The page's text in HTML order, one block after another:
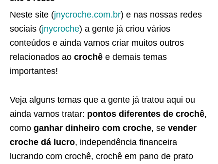
Neste site (jnycroche.com.br) e nas nossas redes
sociais (jnycroche) a gente já criou vários
conteúdos e ainda vamos criar muitos outros
relacionados ao crochê e demais temas
importantes!
Veja alguns temas que a gente já tratou aqui ou
ainda vamos tratar: pontos diferentes de crochê,
como ganhar dinheiro com croche, se vender
croche dá lucro, independência financeira
lucrando com crochê, crochê em pano de prato